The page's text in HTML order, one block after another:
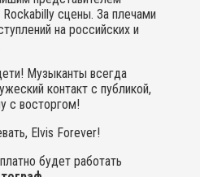
сцены. За плечами
на российских и
Музыканты всегда
контакт с публикой,
с восторгом!
Elvis Forever!
будет работать